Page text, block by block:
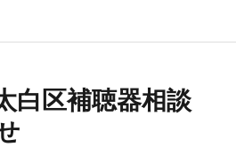
白区補聴器相談